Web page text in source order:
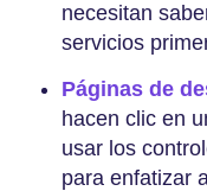
necesitan
servicios
Páginas de
hacen clic en
usar los
para enfatizar